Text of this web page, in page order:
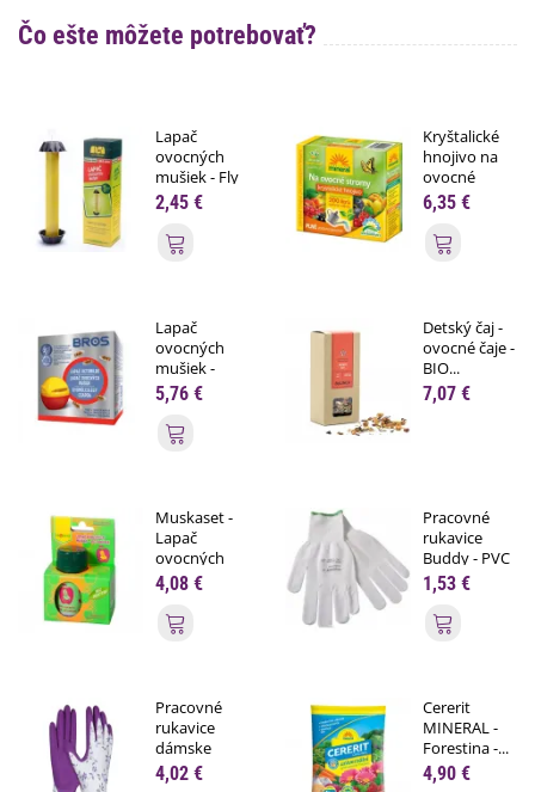
Čo ešte môžete potrebovať?
Lapač
ovocných
mušiek - Fly
stick -...
2,45 €
Pridať do košíka
Kryštalické
hnojivo na
ovocné
stromy...
6,35 €
Lapač
ovocných
mušiek -
Bros -...
5,76 €
Pridať do košíka
Detský čaj -
ovocné čaje -
BIO...
7,07 €
Muskaset -
Lapač
ovocných
mušiek -...
4,08 €
Pridať do košíka
Pracovné
rukavice
Buddy - PVC
terčíky...
1,53 €
Pracovné
rukavice
dámske
fialové -...
4,02 €
Cererit
MINERAL -
Forestina -...
4,90 €